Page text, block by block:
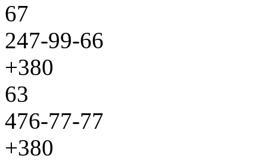
67
247-99-66
+380
63
476-77-77
+380